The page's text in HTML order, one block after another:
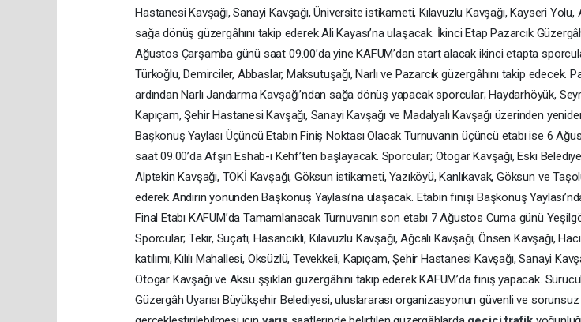
Hastanesi Kavşağı, Sanayi Kavşağı, Üniversite istikameti, Kılavuzlu Kavşağı, Kayseri Yolu,
sağa dönüş güzergâhını takip ederek Ali Kayası’na ulaşacak. İkinci Etap Pazarcık
Ağustos Çarşamba günü saat 09.00’da yine KAFUM’dan start alacak ikinci etapta
Türkoğlu, Demirciler, Abbaslar, Maksutuşağı, Narlı ve Pazarcık güzergâhını takip edecek.
ardından Narlı Jandarma Kavşağı’ndan sağa dönüş yapacak sporcular; Haydarhöyük,
Kapıçam, Şehir Hastanesi Kavşağı, Sanayi Kavşağı ve Madalyalı Kavşağı üzerinden
Başkonuş Yaylası Üçüncü Etabın Finiş Noktası Olacak Turnuvanın üçüncü etabı ise 6
saat 09.00’da Afşin Eshab-ı Kehf’ten başlayacak. Sporcular; Otogar Kavşağı, Eski
Alptekin Kavşağı, TOKİ Kavşağı, Göksun istikameti, Yazıköyü, Kanlıkavak, Göksun ve
ederek Andırın yönünden Başkonuş Yaylası’na ulaşacak. Etabın finişi Başkonuş
Final Etabı KAFUM’da Tamamlanacak Turnuvanın son etabı 7 Ağustos Cuma günü
Sporcular; Tekir, Suçatı, Hasancıklı, Kılavuzlu Kavşağı, Ağcalı Kavşağı, Önsen Kavşağı,
katılımı, Kılılı Mahallesi, Öksüzlü, Tevekkeli, Kapıçam, Şehir Hastanesi Kavşağı, Sanayi
Otogar Kavşağı ve Aksu şşıkları güzergâhını takip ederek KAFUM’da finiş yapacak.
Güzergâh Uyarısı Büyükşehir Belediyesi, uluslararası organizasyonun güvenli ve